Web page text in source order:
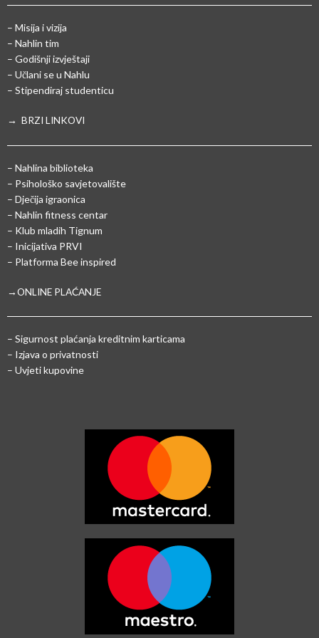
– Misija i vizija
– Nahlin tim
– Godišnji izvještaji
– Učlani se u Nahlu
– Stipendiraj studenticu
→ BRZI LINKOVI
– Nahlina biblioteka
– Psihološko savjetovalište
– Dječija igraonica
– Nahlin fitness centar
– Klub mladih Tignum
– Inicijativa PRVI
– Platforma Bee inspired
→ONLINE PLAĆANJE
– Sigurnost plaćanja kreditnim karticama
– Izjava o privatnosti
– Uvjeti kupovine